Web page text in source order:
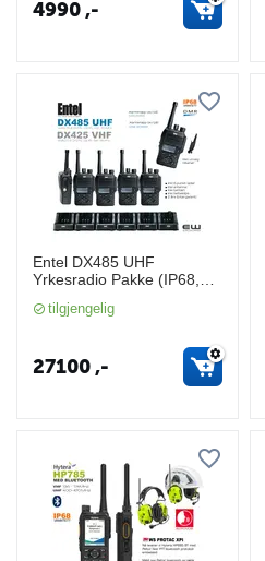
4990,-
Entel DX485 UHF
Yrkesradio Pakke (IP68,
tilgjengelig
27100,-